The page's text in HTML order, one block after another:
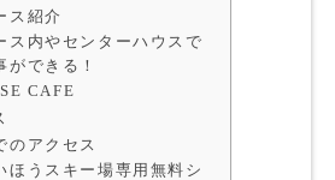
ス紹介
ス内やセンターハウスで
ができる！
CAFE
のアクセス
ほうスキー場専用無料シ